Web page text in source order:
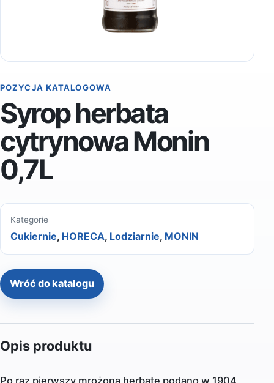
POZYCJA KATALOGOWA
Syrop herbata
cytrynowa Monin
0,7L
Kategorie
Cukiernie, HORECA, Lodziarnie, MONIN
Wróć do katalogu
Opis produktu
Po raz pierwszy mrożoną herbatę podano w 1904